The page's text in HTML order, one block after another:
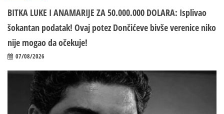
BITKA LUKE I ANAMARIJE ZA 50.000.000 DOLARA: Isplivao
šokantan podatak! Ovaj potez Dončićeve bivše verenice niko
nije mogao da očekuje!
07/08/2026